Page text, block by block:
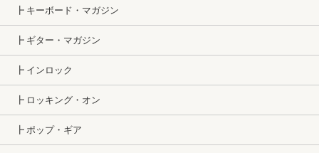
┣ キーボード・マガジン
┣ ギター・マガジン
┣ インロック
┣ ロッキング・オン
┣ ポップ・ギア